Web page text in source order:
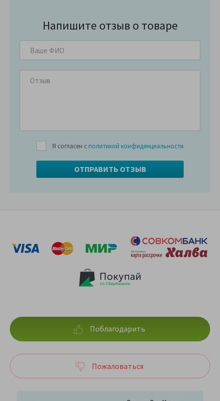
Напишите отзыв о товаре
Я согласен с политикой конфиденциальности
Поблагодарить
Пожаловаться